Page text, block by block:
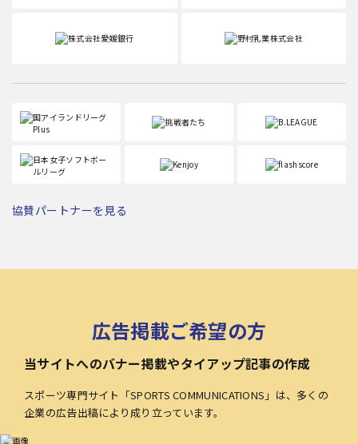
協賛パートナーを見る
広告掲載ご希望の方
当サイトへのバナー掲載やタイアップ記事の作成
スポーツ専門サイト「SPORTS COMMUNICATIONS」は、多くの
企業の広告出稿により成り立っています。